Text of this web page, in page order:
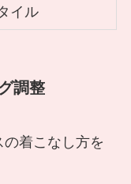
イル
調整
着こなし方を